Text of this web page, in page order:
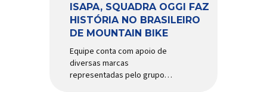
ISAPA, SQUADRA OGGI FAZ
HISTÓRIA NO BRASILEIRO
DE MOUNTAIN BIKE
Equipe conta com apoio de
diversas marcas
representadas pelo grupo